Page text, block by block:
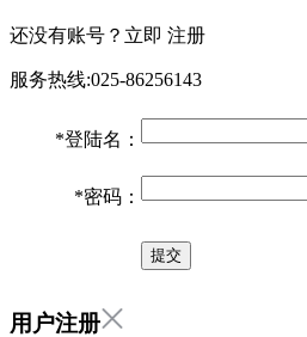
还没有账号？立即 注册
服务热线:025-86256143
*登陆名：
*密码：
用户注册